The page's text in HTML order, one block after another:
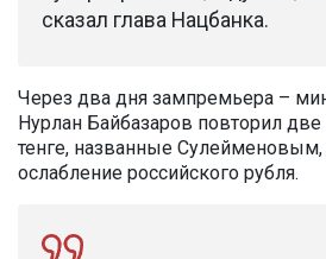
сказал глава Нацбанка.
Через два дня зампремьера –
Нурлан Байбазаров повторил
тенге, названные
ослабление российского рубля.